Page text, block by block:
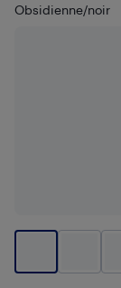
Obsidienne/noir